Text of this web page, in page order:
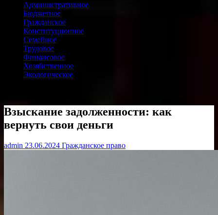
Административное
Бюджетное
Гражданское
Конституционное
Семейное
Трудовое
Финансовое
Хозяйственное
Экологическое
Взыскание задолженности: как
вернуть свои деньги
admin 23.06.2024 Гражданское право